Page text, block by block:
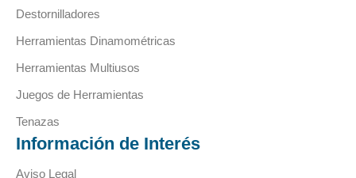
Destornilladores
Herramientas Dinamométricas
Herramientas Multiusos
Juegos de Herramientas
Tenazas
Información de Interés
Aviso Legal